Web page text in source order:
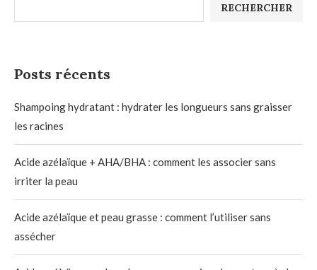
RECHERCHER
Posts récents
Shampoing hydratant : hydrater les longueurs sans graisser
les racines
Acide azélaïque + AHA/BHA : comment les associer sans
irriter la peau
Acide azélaïque et peau grasse : comment l’utiliser sans
assécher